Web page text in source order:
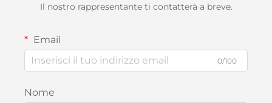
Il nostro rappresentante ti contatterà a breve.
Email
0/100
Nome